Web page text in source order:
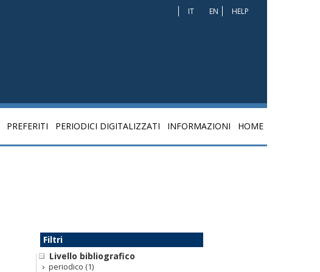
IT EN HELP
PREFERITI PERIODICI DIGITALIZZATI INFORMAZIONI HOME
Filtri
Livello bibliografico
periodico (1)